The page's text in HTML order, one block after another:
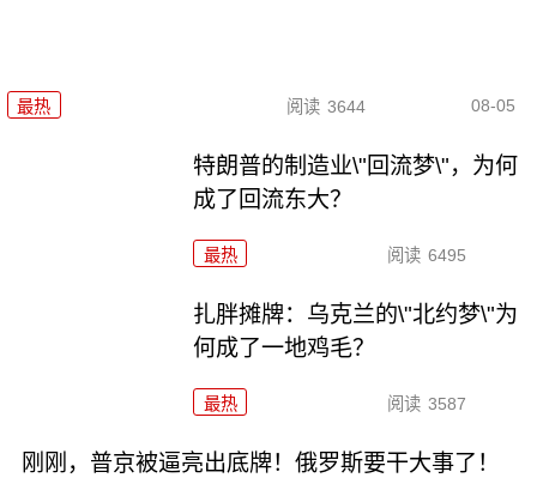
最热 阅读 3644 08-05
特朗普的制造业\"回流梦\"，为何
成了回流东大？
最热 阅读 6495
扎胖摊牌：乌克兰的\"北约梦\"为
何成了一地鸡毛？
最热 阅读 3587
刚刚，普京被逼亮出底牌！俄罗斯要干大事了！